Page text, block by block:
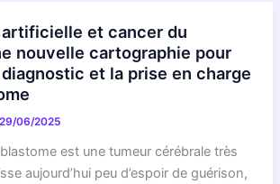
et cancer du
nouvelle cartographie pour
et la prise en charge
29/06/2025
est une tumeur cérébrale très
aujourd’hui peu d’espoir de guérison,